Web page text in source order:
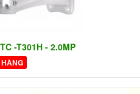
-T301H - 2.0MP